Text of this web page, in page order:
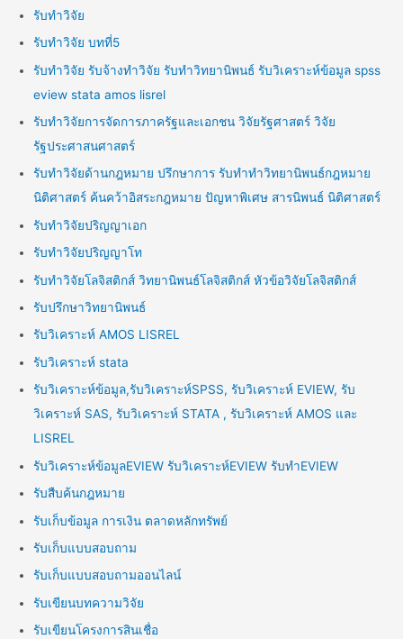
รับทำวิจัย
รับทำวิจัย บทที่5
รับทำวิจัย รับจ้างทำวิจัย รับทำวิทยานิพนธ์ รับวิเคราะห์ข้อมูล spss
eview stata amos lisrel
รับทำวิจัยการจัดการภาครัฐและเอกชน วิจัยรัฐศาสตร์ วิจัย
รัฐประศาสนศาสตร์
รับทำวิจัยด้านกฎหมาย ปรึกษาการ รับทำทำวิทยานิพนธ์กฎหมาย
นิติศาสตร์ ค้นคว้าอิสระกฎหมาย ปัญหาพิเศษ สารนิพนธ์ นิติศาสตร์
รับทำวิจัยปริญญาเอก
รับทำวิจัยปริญญาโท
รับทำวิจัยโลจิสติกส์ วิทยานิพนธ์โลจิสติกส์ หัวข้อวิจัยโลจิสติกส์
รับปรึกษาวิทยานิพนธ์
รับวิเคราะห์ AMOS LISREL
รับวิเคราะห์ stata
รับวิเคราะห์ข้อมูล,รับวิเคราะห์SPSS, รับวิเคราะห์ EVIEW, รับ
วิเคราะห์ SAS, รับวิเคราะห์ STATA , รับวิเคราะห์ AMOS และ
LISREL
รับวิเคราะห์ข้อมูลEVIEW รับวิเคราะห์EVIEW รับทำEVIEW
รับสืบค้นกฎหมาย
รับเก็บข้อมูล การเงิน ตลาดหลักทรัพย์
รับเก็บแบบสอบถาม
รับเก็บแบบสอบถามออนไลน์
รับเขียนบทความวิจัย
รับเขียนโครงการสินเชื่อ